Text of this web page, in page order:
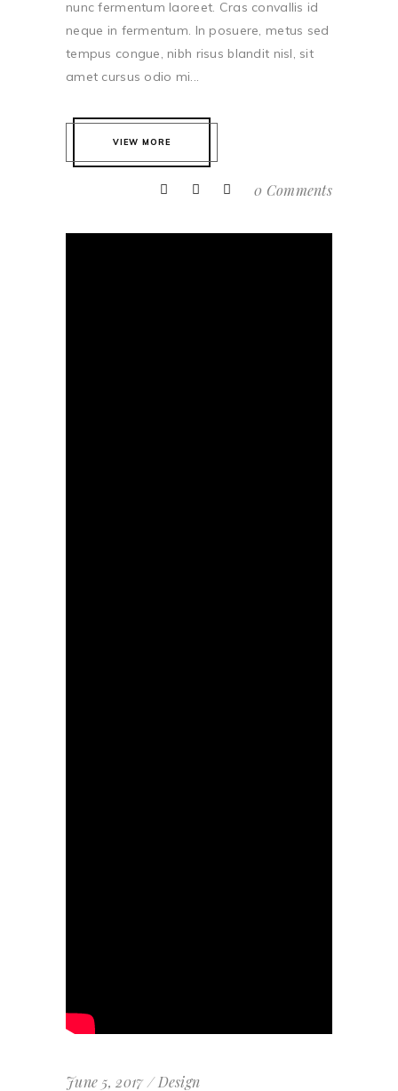
nunc fermentum laoreet. Cras convallis id
neque in fermentum. In posuere, metus sed
tempus congue, nibh risus blandit nisl, sit
amet cursus odio mi...
VIEW MORE
0 Comments
June 5, 2017 Design